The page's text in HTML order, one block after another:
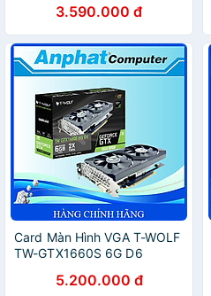
DVI-DP/2Fan/8pin)– Hàng
Chính Hãng
3.590.000 đ
Card Màn Hình VGA T-WOLF
TW-GTX1660S 6G D6
HDMI-DP/2Fan/8pin)
5.200.000 đ